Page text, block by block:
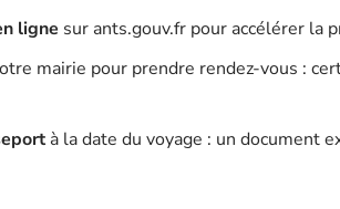
ligne sur ants.gouv.fr pour accélérer la
mairie pour prendre rendez-vous :
à la date du voyage : un document